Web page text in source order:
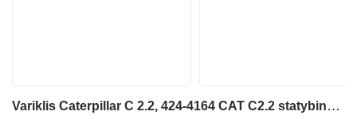
Variklis Caterpillar C 2.2, 424-4164 CAT C2.2 statybinės technikos